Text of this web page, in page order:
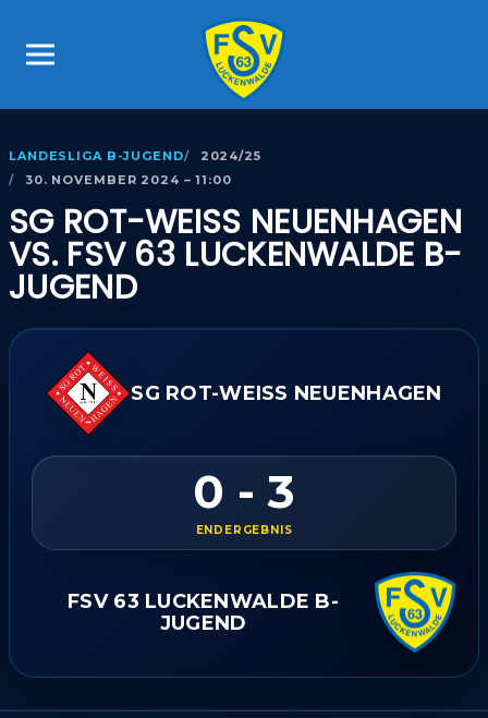
LANDESLIGA B-JUGEND
2024/25
30. NOVEMBER 2024 – 11:00
SG ROT-WEISS NEUENHAGEN V
S. FSV 63 LUCKENWALDE B-J
UGEND
SG ROT-WEISS NEUENHAGEN
0 - 3
ENDERGEBNIS
FSV 63 LUCKENWALDE B-
JUGEND